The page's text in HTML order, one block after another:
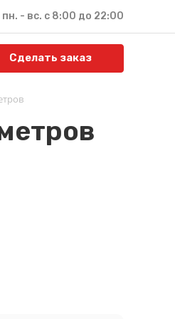
пн. - вс. с 8:00 до 22:00
Сделать заказ